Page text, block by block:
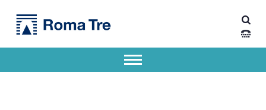
Canale: Dipartimento di Scienze della Formazione - Tirocinio SFP 3° anno - Dipartimento di Economia Aziendale
Apri il menu secondario
Header info sidebar